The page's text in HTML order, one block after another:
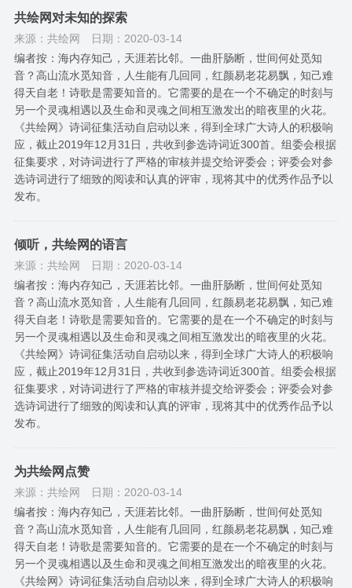
共绘网对未知的探索
来源：共绘网
日期：2020-03-14
编者按：海内存知己，天涯若比邻。一曲肝肠断，世间何处觅知
音？高山流水觅知音，人生能有几回同，红颜易老花易飘，知己难
得天自老！诗歌是需要知音的。它需要的是在一个不确定的时刻与
另一个灵魂相遇以及生命和灵魂之间相互激发出的暗夜里的火花。
《共绘网》诗词征集活动自启动以来，得到全球广大诗人的积极响
应，截止2019年12月31日，共收到参选诗词近300首。组委会根据
征集要求，对诗词进行了严格的审核并提交给评委会；评委会对参
选诗词进行了细致的阅读和认真的评审，现将其中的优秀作品予以
发布。
倾听，共绘网的语言
来源：共绘网
日期：2020-03-14
编者按：海内存知己，天涯若比邻。一曲肝肠断，世间何处觅知
音？高山流水觅知音，人生能有几回同，红颜易老花易飘，知己难
得天自老！诗歌是需要知音的。它需要的是在一个不确定的时刻与
另一个灵魂相遇以及生命和灵魂之间相互激发出的暗夜里的火花。
《共绘网》诗词征集活动自启动以来，得到全球广大诗人的积极响
应，截止2019年12月31日，共收到参选诗词近300首。组委会根据
征集要求，对诗词进行了严格的审核并提交给评委会；评委会对参
选诗词进行了细致的阅读和认真的评审，现将其中的优秀作品予以
发布。
为共绘网点赞
来源：共绘网
日期：2020-03-14
编者按：海内存知己，天涯若比邻。一曲肝肠断，世间何处觅知
音？高山流水觅知音，人生能有几回同，红颜易老花易飘，知己难
得天自老！诗歌是需要知音的。它需要的是在一个不确定的时刻与
另一个灵魂相遇以及生命和灵魂之间相互激发出的暗夜里的火花。
《共绘网》诗词征集活动自启动以来，得到全球广大诗人的积极响